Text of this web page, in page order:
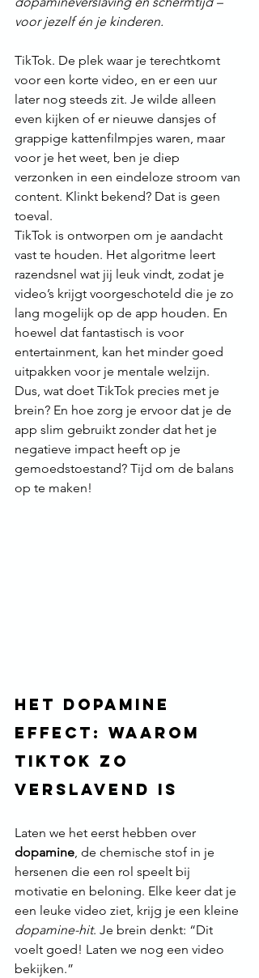
voor jezelf én je kinderen.
TikTok. De plek waar je terechtkomt
voor een korte video, en er een uur
later nog steeds zit. Je wilde alleen
even kijken of er nieuwe dansjes of
grappige kattenfilmpjes waren, maar
voor je het weet, ben je diep
verzonken in een eindeloze stroom van
content. Klinkt bekend? Dat is geen
toeval.
TikTok is ontworpen om je aandacht
vast te houden. Het algoritme leert
razendsnel wat jij leuk vindt, zodat je
video’s krijgt voorgeschoteld die je zo
lang mogelijk op de app houden. En
hoewel dat fantastisch is voor
entertainment, kan het minder goed
uitpakken voor je mentale welzijn.
Dus, wat doet TikTok precies met je
brein? En hoe zorg je ervoor dat je de
app slim gebruikt zonder dat het je
negatieve impact heeft op je
gemoedstoestand? Tijd om de balans
op te maken!
Het dopamine
effect: Waarom
tiktok zo
verslavend is
Laten we het eerst hebben over
dopamine , de chemische stof in je
hersenen die een rol speelt bij
motivatie en beloning. Elke keer dat je
een leuke video ziet, krijg je een kleine
dopamine-hit. Je brein denkt: “Dit
voelt goed! Laten we nog een video
bekijken.”